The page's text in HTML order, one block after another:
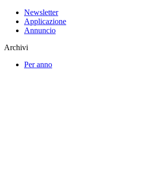
Newsletter
Applicazione
Annuncio
Archivi
Per anno